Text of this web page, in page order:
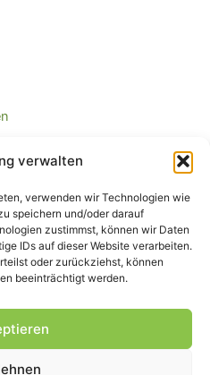
verwalten
verwenden wir Technologien wie
speichern und/oder darauf
zustimmst, können wir Daten
IDs auf dieser Website verarbeiten.
oder zurückziehst, können
beeinträchtigt werden.
ab 35 EUR (DE) und
verpackt!